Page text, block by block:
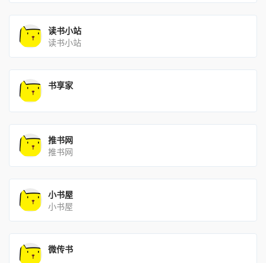
读书小站
读书小站
书享家
推书网
推书网
小书屋
小书屋
微传书